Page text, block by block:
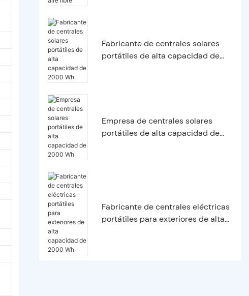
Fabricante de centrales solares
portátiles de alta capacidad de
Empresa de centrales solares
portátiles de alta capacidad de
Fabricante de centrales eléctricas
portátiles para exteriores de alta